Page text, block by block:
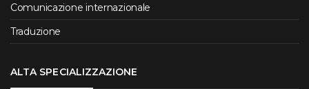
Comunicazione internazionale
Traduzione
ALTA SPECIALIZZAZIONE